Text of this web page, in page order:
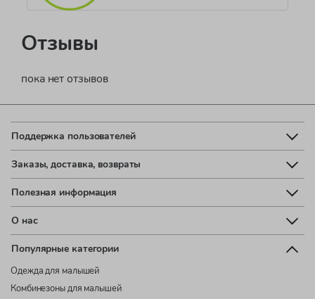
Отзывы
пока нет отзывов
Поддержка пользователей
Заказы, доставка, возвраты
Полезная информация
О нас
Популярные категории
Одежда для малышей
Комбинезоны для малышей